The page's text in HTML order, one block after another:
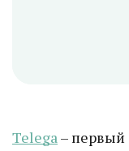
Telega– первый